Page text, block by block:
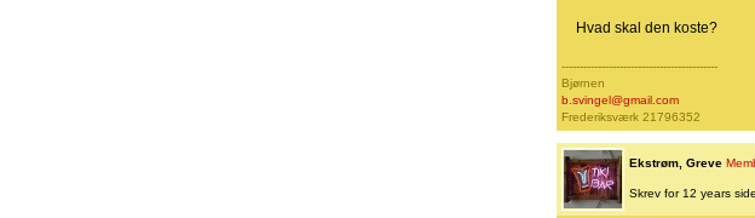
Hvad skal den koste?
-------------------------------------------
Bjørnen
b.svingel@gmail.com
Frederiksværk 21796352
Ekstrøm, Greve
Skrev for 12 years